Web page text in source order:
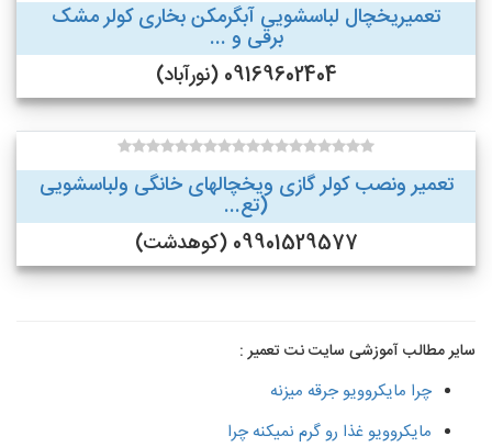
تعمیریخچال لباسشویی آبگرمکن بخاری کولر مشک
برقی و ...
09169602404 (نورآباد)
تعمیر ونصب کولر گازی ویخچالهای خانگی ولباسشویی
(تع...
09901529577 (کوهدشت)
سایر مطالب آموزشی سایت نت تعمیر :
چرا مایکروویو جرقه میزنه
مایکروویو غذا رو گرم نمیکنه چرا